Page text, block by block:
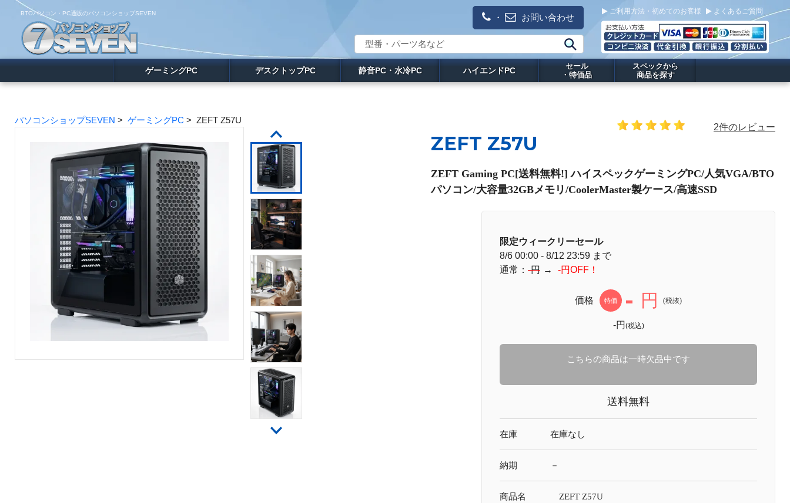
BTOパソコン・PC通販のパソコンショップSEVEN ・ お問い合わせ
ご利用方法・初めてのお客様 よくあるご質問
ゲーミングPC デスクトップPC 静音PC・水冷PC ハイエンドPC
セール
・特価品
スペックから
商品を探す
パソコンショップSEVEN > ゲーミングPC > ZEFT Z57U
ZEFT Z57U
2件のレビュー
ZEFT Gaming PC[送料無料!] ハイスペックゲーミングPC/人気VGA/BTO
パソコン/大容量32GBメモリ/CoolerMaster製ケース/高速SSD
限定ウィークリーセール
8/6 00:00 - 8/12 23:59 まで
通常： -円 → -円OFF！
価格 特価 - 円 (税抜)
-円 (税込)
こちらの商品は一時欠品中です
送料無料
在庫 在庫なし
納期 －
商品名 ZEFT Z57U